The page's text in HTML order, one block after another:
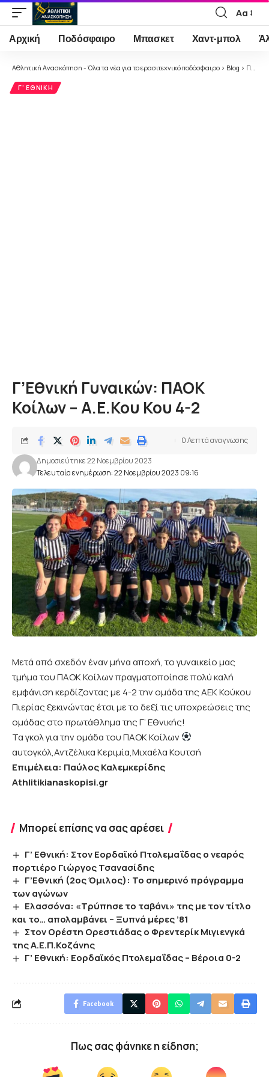
Font
Resizer
Αα
Αρχική Ποδόσφαιρο Μπασκετ Χαντ-μπολ
Αθλητική Ανασκόπηση - Όλα τα νέα για το ερασιτεχνικό ποδόσφαιρο > Blog > Ποδόσφαιρο
Γ' ΕΘΝΙΚΉ
Γ’Εθνική Γυναικών: ΠΑΟΚ
Κοίλων – Α.Ε.Κου Κου 4-2
Τελευταία ενημέρωση: 22 Νοεμβρίου 2023 09:16
Δημοσιεύτηκε 22 Νοεμβρίου 2023
0 Λεπτά αναγνωσης
Μετά από σχεδόν έναν μήνα αποχή, το γυναικείο μας
τμήμα του ΠΑΟΚ Κοίλων πραγματοποίησε πολύ καλή
εμφάνιση κερδίζοντας με 4-2 την ομάδα της ΑΕΚ Κούκου
Πιερίας ξεκινώντας έτσι με το δεξί τις υποχρεώσεις της
ομάδας στο πρωτάθλημα της Γ’ Εθνικής!
Τα γκολ για την ομάδα του ΠΑΟΚ Κοίλων
αυτογκόλ,Αντζέλικα Κεριμία,Μιχαέλα Κουτσή
Επιμέλεια: Παύλος Καλεμκερίδης
Athlitikianaskopisi.gr
Μπορεί επίσης να σας αρέσει
Γ’ Εθνική: Στον Εορδαϊκό Πτολεμαΐδας ο νεαρός
πορτιέρο Γιώργος Τσανασίδης
Γ’Εθνική (2ος Όμιλος): Το σημερινό πρόγραμμα
των αγώνων
Ελασσόνα: «Τρύπησε το ταβάνι» της με τον τίτλο
και το… απολαμβάνει – Ξυπνά μέρες ’81
Στον Ορέστη Ορεστιάδας ο Φρεντερίκ Μιγιενγκά
της Α.Ε.Π.Κοζάνης
Γ’ Εθνική: Εορδαϊκός Πτολεμαΐδας – Βέροια 0-2
Facebook
Πως σας φάνηκε η είδηση;